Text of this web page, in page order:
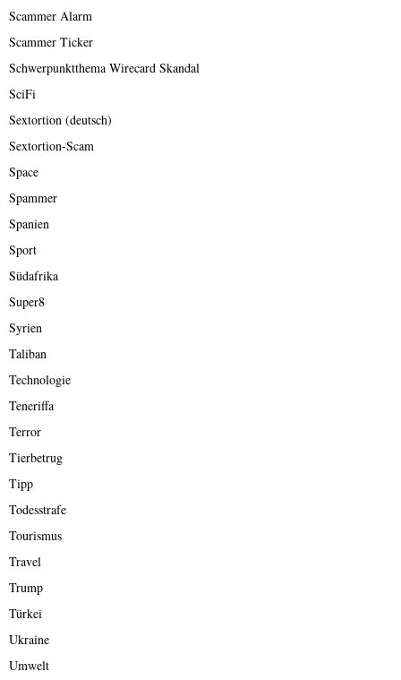
Scammer Alarm
Scammer Ticker
Schwerpunktthema Wirecard Skandal
SciFi
Sextortion (deutsch)
Sextortion-Scam
Space
Spammer
Spanien
Sport
Südafrika
Super8
Syrien
Taliban
Technologie
Teneriffa
Terror
Tierbetrug
Tipp
Todesstrafe
Tourismus
Travel
Trump
Türkei
Ukraine
Umwelt